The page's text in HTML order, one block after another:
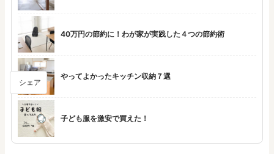
40万円の節約に！わが家が実践した４つの節約術
やってよかったキッチン収納７選
子ども服を激安で買えた！
シェア